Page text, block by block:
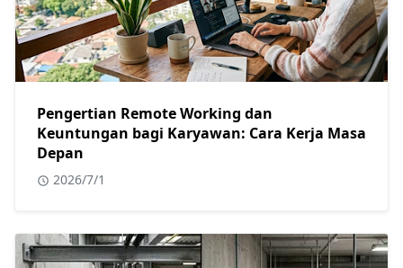
Pengertian Remote Working dan
Keuntungan bagi Karyawan: Cara Kerja Masa
Depan
2026/7/1